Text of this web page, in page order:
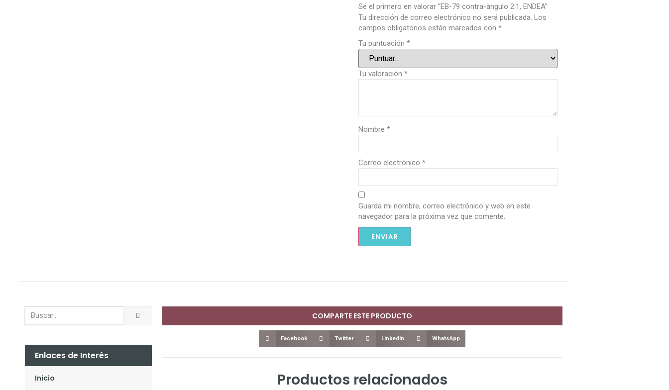
Sé el primero en valorar “EB-79 contra-àngulo 2:1, ENDEA”
Tu dirección de correo electrónico no será publicada. Los
campos obligatorios están marcados con *
Tu puntuación *
Tu valoración *
Nombre *
Correo electrónico *
Guarda mi nombre, correo electrónico y web en este
navegador para la próxima vez que comente.
Enlaces de Interés
Inicio
COMPARTE ESTE PRODUCTO
Facebook Twitter LinkedIn WhatsApp
Productos relacionados